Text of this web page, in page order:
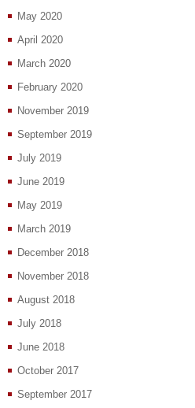
May 2020
April 2020
March 2020
February 2020
November 2019
September 2019
July 2019
June 2019
May 2019
March 2019
December 2018
November 2018
August 2018
July 2018
June 2018
October 2017
September 2017